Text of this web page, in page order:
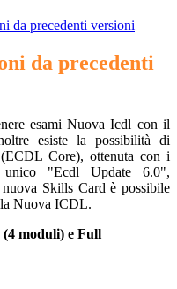
da precedenti versioni
da precedenti
esami Nuova Icdl con il
esiste la possibilità di
Core), ottenuta con i
"Ecdl Update 6.0",
Skills Card è possibile
Nuova ICDL.
moduli) e Full